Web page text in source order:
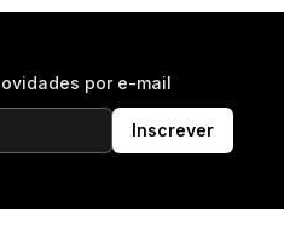
por e-mail
Inscrever